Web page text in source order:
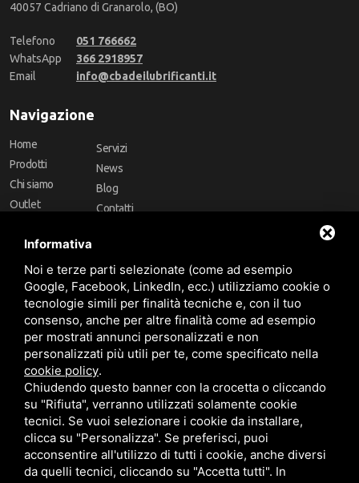
40057 Cadriano di Granarolo, (BO)
Telefono
051 766662
WhatsApp
366 2918957
Email
info@cbadeilubrificanti.it
Navigazione
Home
Prodotti
Chi siamo
Outlet
Marchi
Servizi
News
Blog
Contatti
Follow Us
Area riservata
CBA dei Lubrificanti Spa - P. IVA 00624811204 - Codice fiscale 03472740376
Informativa
Noi e terze parti selezionate (come ad esempio
Google, Facebook, LinkedIn, ecc.) utilizziamo cookie o
tecnologie simili per finalità tecniche e, con il tuo
consenso, anche per altre finalità come ad esempio
per mostrati annunci personalizzati e non
personalizzati più utili per te, come specificato nella
cookie policy.
Chiudendo questo banner con la crocetta o cliccando
su "Rifiuta", verranno utilizzati solamente cookie
tecnici. Se vuoi selezionare i cookie da installare,
clicca su "Personalizza". Se preferisci, puoi
acconsentire all'utilizzo di tutti i cookie, anche diversi
da quelli tecnici, cliccando su "Accetta tutti". In